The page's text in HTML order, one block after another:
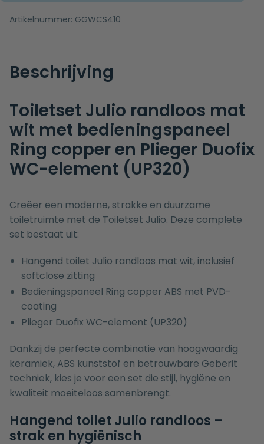
Artikelnummer: GGWCS410
Beschrijving
Toiletset Julio randloos mat
wit met bedieningspaneel
Ring copper en Plieger Duofix
WC-element (UP320)
Creëer een moderne, strakke en duurzame
toiletruimte met de Toiletset Julio. Deze complete
set bestaat uit:
Hangend toilet Julio randloos mat wit, inclusief
softclose zitting
Bedieningspaneel Ring copper ABS met PVD-
coating
Plieger Duofix WC-element (UP320)
Dankzij de perfecte combinatie van hoogwaardig
keramiek, ABS kunststof en betrouwbare Geberit
techniek, kies je voor een set die stijl, hygiëne en
kwaliteit moeiteloos samenbrengt.
Hangend toilet Julio randloos –
strak en hygiënisch